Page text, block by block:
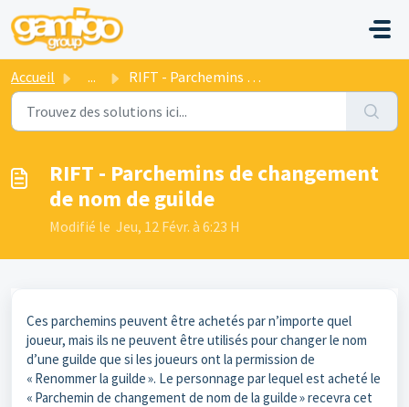
Passer au contenu principal
Accueil ... RIFT - Parchemins de changement de nom de guilde
RIFT - Parchemins de changement
de nom de guilde
Modifié le Jeu, 12 Févr. à 6:23 H
Ces parchemins peuvent être achetés par n’importe quel
joueur, mais ils ne peuvent être utilisés pour changer le nom
d’une guilde que si les joueurs ont la permission de
« Renommer la guilde ». Le personnage par lequel est acheté le
« Parchemin de changement de nom de la guilde » recevra cet